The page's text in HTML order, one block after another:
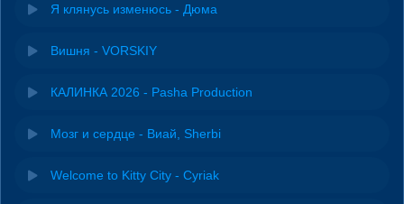
Я клянусь изменюсь - Дюма
Вишня - VORSKIY
КАЛИНКА 2026 - Pasha Production
Мозг и сердце - Виай, Sherbi
Welcome to Kitty City - Cyriak